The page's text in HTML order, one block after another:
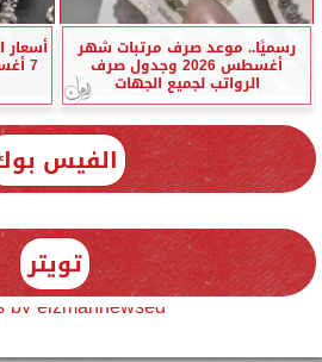
رسميًا.. موعد صرف مرتبات شهر
أغسطس 2026 وجدول صرف
الرواتب لجميع الجهات
أسعار
الفيس
تويتر
by elzmannewseg